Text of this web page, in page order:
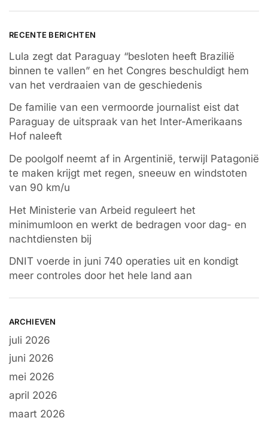
RECENTE BERICHTEN
Lula zegt dat Paraguay “besloten heeft Brazilië
binnen te vallen” en het Congres beschuldigt hem
van het verdraaien van de geschiedenis
De familie van een vermoorde journalist eist dat
Paraguay de uitspraak van het Inter-Amerikaans
Hof naleeft
De poolgolf neemt af in Argentinië, terwijl Patagonië
te maken krijgt met regen, sneeuw en windstoten
van 90 km/u
Het Ministerie van Arbeid reguleert het
minimumloon en werkt de bedragen voor dag- en
nachtdiensten bij
DNIT voerde in juni 740 operaties uit en kondigt
meer controles door het hele land aan
ARCHIEVEN
juli 2026
juni 2026
mei 2026
april 2026
maart 2026